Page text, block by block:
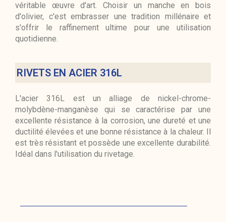
véritable œuvre d'art. Choisir un manche en bois
d'olivier, c'est embrasser une tradition millénaire et
s'offrir le raffinement ultime pour une utilisation
quotidienne.
RIVETS EN ACIER 316L
L'acier 316L est un alliage de nickel-chrome-
molybdène-manganèse qui se caractérise par une
excellente résistance à la corrosion, une dureté et une
ductilité élevées et une bonne résistance à la chaleur. Il
est très résistant et possède une excellente durabilité.
Idéal dans l'utilisation du rivetage.